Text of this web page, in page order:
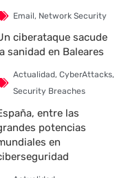
Email, Network Security
ciberataque sacude
sanidad en Baleares
Actualidad, CyberAttacks,
Security Breaches
entre las
potencias
en